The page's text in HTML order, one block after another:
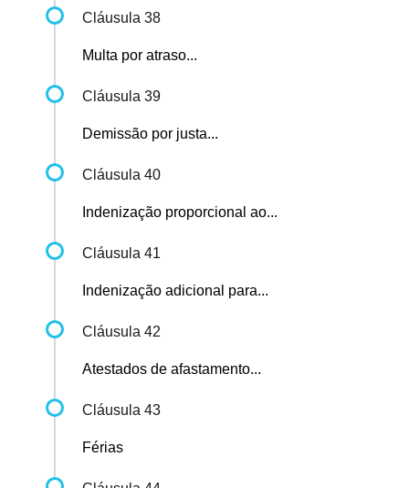
Cláusula 38
Multa por atraso...
Cláusula 39
Demissão por justa...
Cláusula 40
Indenização proporcional ao...
Cláusula 41
Indenização adicional para...
Cláusula 42
Atestados de afastamento...
Cláusula 43
Férias